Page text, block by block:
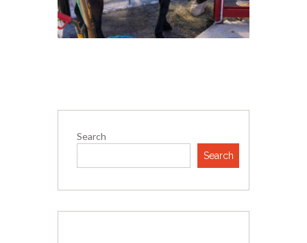
Search
Search